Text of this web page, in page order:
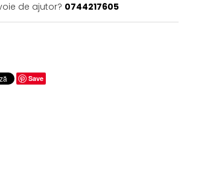
de ajutor? 0744217605
Save